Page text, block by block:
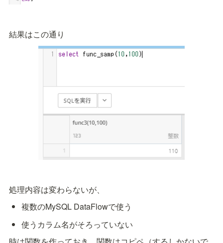
結果はこの通り
処理内容は変わらないが、
複数のMySQL DataFlowで使う
使うカラム名がそろっていない